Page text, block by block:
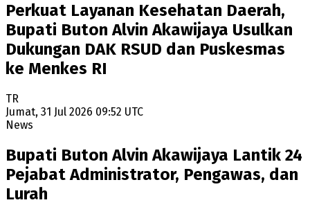
Perkuat Layanan Kesehatan Daerah,
Bupati Buton Alvin Akawijaya Usulkan
Dukungan DAK RSUD dan Puskesmas
ke Menkes RI
TR
Jumat, 31 Jul 2026 09:52 UTC
News
Bupati Buton Alvin Akawijaya Lantik 24
Pejabat Administrator, Pengawas, dan
Lurah